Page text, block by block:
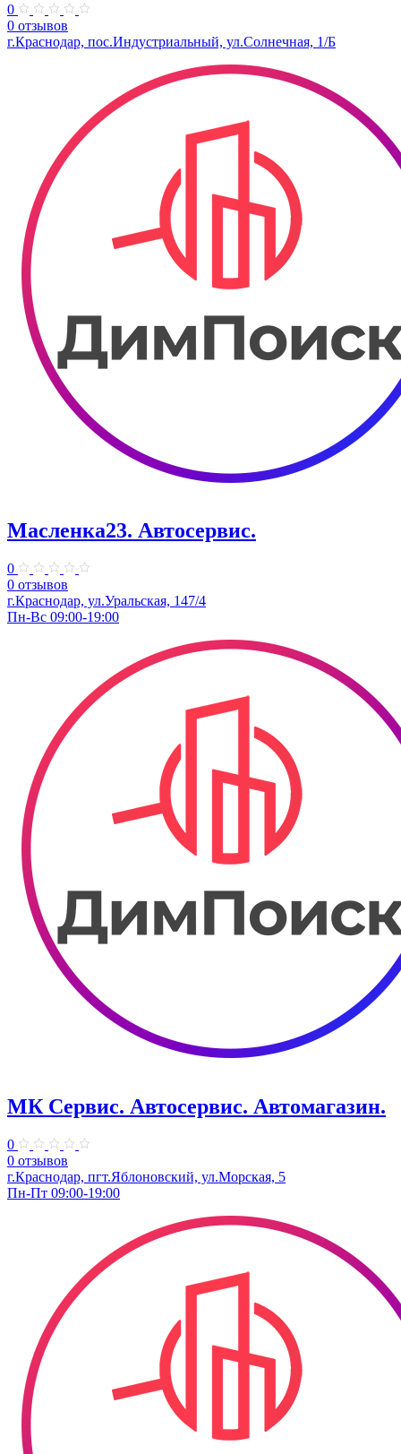
0
0 отзывов
г.Краснодар, пос.Индустриальный, ул.Солнечная, 1/Б
Масленка23. ​Автосервис.
0
0 отзывов
г.Краснодар, ул.Уральская, 147/4
Пн-Вс 09:00-19:00
МК Сервис. Автосервис. Автомагазин.
0
0 отзывов
г.Краснодар, пгт.Яблоновский, ул.Морская, 5
Пн-Пт 09:00-19:00